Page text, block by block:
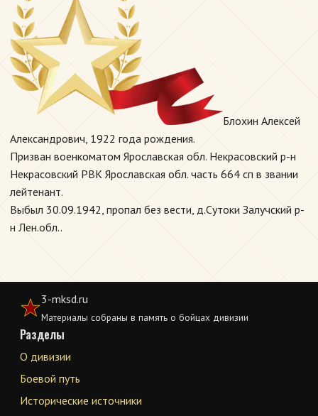
Блохин Алексей
Александрович, 1922 года рождения.
Призван военкоматом Ярославская обл. Некрасовский р-н
Некрасовский РВК Ярославская обл. часть 664 сп в звании
лейтенант.
Выбыл 30.09.1942, пропал без вести, д.Сутоки Залучский р-
н Лен.обл..
3-mksd.ru
Материалы собраны в память о бойцах дивизии
Разделы
О дивизии
Боевой путь
Исторические источники